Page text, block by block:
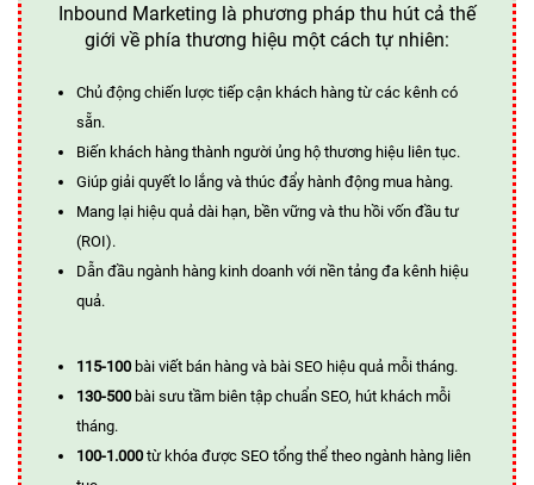
Inbound Marketing là phương pháp thu hút cả thế
giới về phía thương hiệu một cách tự nhiên:
Chủ động chiến lược tiếp cận khách hàng từ các kênh có
sẵn.
Biến khách hàng thành người ủng hộ thương hiệu liên tục.
Giúp giải quyết lo lắng và thúc đẩy hành động mua hàng.
Mang lại hiệu quả dài hạn, bền vững và thu hồi vốn đầu tư
(ROI).
Dẫn đầu ngành hàng kinh doanh với nền tảng đa kênh hiệu
quả.
115-100 bài viết bán hàng và bài SEO hiệu quả mỗi tháng.
130-500 bài sưu tầm biên tập chuẩn SEO, hút khách mỗi
tháng.
100-1.000 từ khóa được SEO tổng thể theo ngành hàng liên